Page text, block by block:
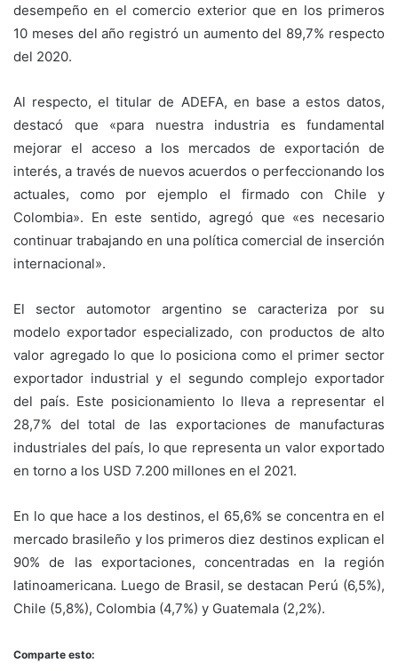
desempeño en el comercio exterior que en los primeros
10 meses del año registró un aumento del 89,7% respecto
del 2020.
Al respecto, el titular de ADEFA, en base a estos datos,
destacó que «para nuestra industria es fundamental
mejorar el acceso a los mercados de exportación de
interés, a través de nuevos acuerdos o perfeccionando los
actuales, como por ejemplo el firmado con Chile y
Colombia». En este sentido, agregó que «es necesario
continuar trabajando en una política comercial de inserción
internacional».
El sector automotor argentino se caracteriza por su
modelo exportador especializado, con productos de alto
valor agregado lo que lo posiciona como el primer sector
exportador industrial y el segundo complejo exportador
del país. Este posicionamiento lo lleva a representar el
28,7% del total de las exportaciones de manufacturas
industriales del país, lo que representa un valor exportado
en torno a los USD 7.200 millones en el 2021.
En lo que hace a los destinos, el 65,6% se concentra en el
mercado brasileño y los primeros diez destinos explican el
90% de las exportaciones, concentradas en la región
latinoamericana. Luego de Brasil, se destacan Perú (6,5%),
Chile (5,8%), Colombia (4,7%) y Guatemala (2,2%).
Comparte esto: